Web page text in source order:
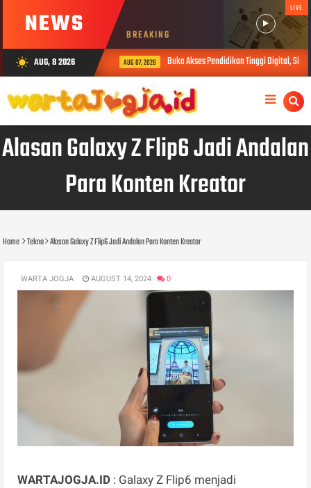
NEWS BREAKING
LIVE
wb_sunny AUG, 8 2026 AUG 07, 2026 Buka Akses Pendidikan Tinggi Digital,
Alasan Galaxy Z Flip6 Jadi Andalan
Para Konten Kreator
Home Tekno Alasan Galaxy Z Flip6 Jadi Andalan Para Konten Kreator
WARTA JOGJA AUGUST 14, 2024 0
WARTAJOGJA.ID : Galaxy Z Flip6 menjadi